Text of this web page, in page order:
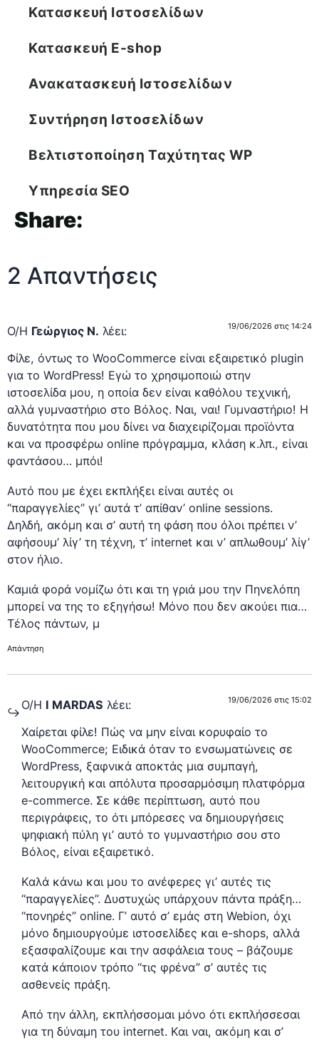
Κατασκευή Ιστοσελίδων
Κατασκευή E-shop
Ανακατασκευή Ιστοσελίδων
Συντήρηση Ιστοσελίδων
Βελτιστοποίηση Tαχύτητας WP
Υπηρεσία SEO
Share:
2 Απαντήσεις
Ο/Η Γεώργιος Ν. λέει: 19/06/2026 στις 14:24
Φίλε, όντως το WooCommerce είναι εξαιρετικό plugin
για το WordPress! Εγώ το χρησιμοποιώ στην
ιστοσελίδα μου, η οποία δεν είναι καθόλου τεχνική,
αλλά γυμναστήριο στο Βόλος. Ναι, ναι! Γυμναστήριο! Η
δυνατότητα που μου δίνει να διαχειρίζομαι προϊόντα
και να προσφέρω online πρόγραμμα, κλάση κ.λπ., είναι
φαντάσου… μπόι!
Αυτό που με έχει εκπλήξει είναι αυτές οι
“παραγγελίες” γι’ αυτά τ’ απίθαν’ online sessions.
Δηλδή, ακόμη και σ’ αυτή τη φάση που όλοι πρέπει ν’
αφήσουμ’ λίγ’ τη τέχνη, τ’ internet και ν’ απλωθουμ’ λίγ’
στον ήλιο.
Καμιά φορά νομίζω ότι και τη γριά μου την Πηνελόπη
μπορεί να της το εξηγήσω! Μόνο που δεν ακούει πια…
Τέλος πάντων, μ
Απάντηση
Ο/Η I MARDAS λέει: 19/06/2026 στις 15:02
Χαίρεται φίλε! Πώς να μην είναι κορυφαίο το
WooCommerce; Ειδικά όταν το ενσωματώνεις σε
WordPress, ξαφνικά αποκτάς μια συμπαγή,
λειτουργική και απόλυτα προσαρμόσιμη πλατφόρμα
e-commerce. Σε κάθε περίπτωση, αυτό που
περιγράφεις, το ότι μπόρεσες να δημιουργήσεις
ψηφιακή πύλη γι’ αυτό το γυμναστήριο σου στο
Βόλος, είναι εξαιρετικό.
Καλά κάνω και μου το ανέφερες γι’ αυτές τις
“παραγγελίες”. Δυστυχώς υπάρχουν πάντα πράξη…
“πονηρές” online. Γ’ αυτό σ’ εμάς στη Webion, όχι
μόνο δημιουργούμε ιστοσελίδες και e-shops, αλλά
εξασφαλίζουμε και την ασφάλεια τους – βάζουμε
κατά κάποιον τρόπο “τις φρένα” σ’ αυτές τις
ασθενείς πράξη.
Από την άλλη, εκπλήσσομαι μόνο ότι εκπλήσσεσαι
για τη δύναμη του internet. Και ναι, ακόμη και σ’